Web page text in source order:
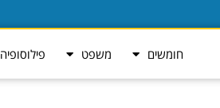
חומשים משפט פילוסופיה